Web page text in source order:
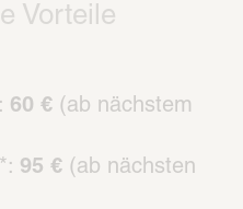
Vorteile
60 € (ab nächstem
95 € (ab nächsten